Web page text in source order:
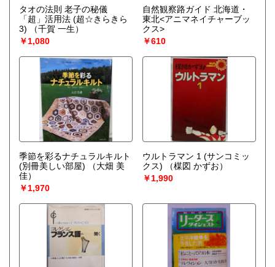
タオの法則 老子の秘儀
「超」活用法 (超☆きらきら
3)
（千賀 一生）
￥1,080
自然観察路ガイド 北海道・
東北<アニマネイチャーブッ
クス>
￥610
季節を彩るナチュラルキルト
(別冊美しい部屋)
（大畑 美
佳）
￥1,970
ウルトラマン 1 (サンコミッ
クス)
（楳図 かずお）
￥1,990